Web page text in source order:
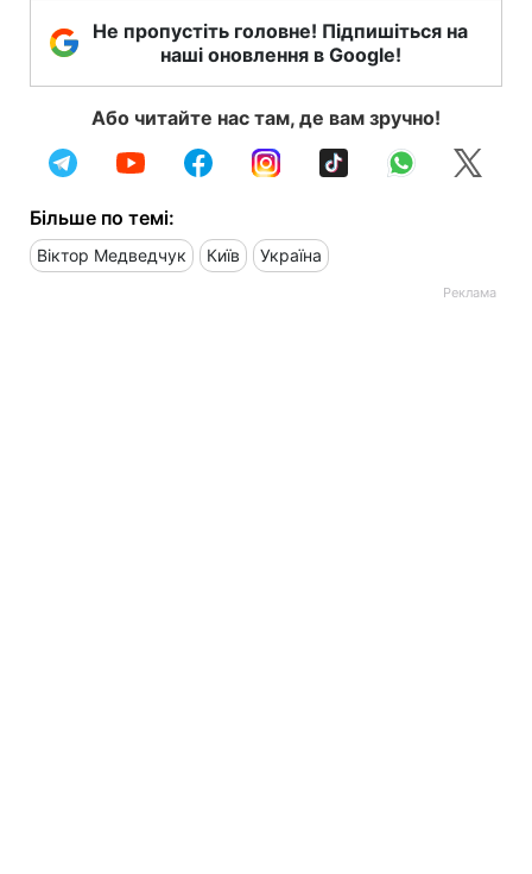
Не пропустіть головне! Підпишіться на
наші оновлення в Google!
Або читайте нас там, де вам зручно!
Більше по темі:
Віктор Медведчук Київ Україна